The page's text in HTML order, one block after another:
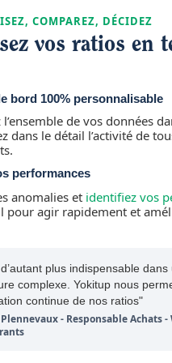
COMPAREZ, DÉCIDEZ
vos ratios en
bord 100% personnalisable
l’ensemble de vos données
dans le détail l’activité de
performances
anomalies et identifiez vos
pour agir rapidement et
plus indispensable dans
complexe. Yokitup nous
continue de nos ratios"
- Responsable Achats